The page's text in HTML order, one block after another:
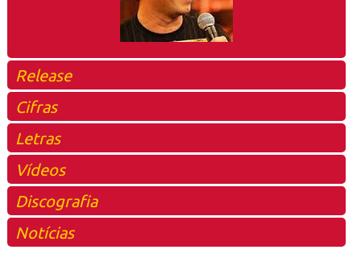
Release
Cifras
Letras
Vídeos
Discografia
Notícias